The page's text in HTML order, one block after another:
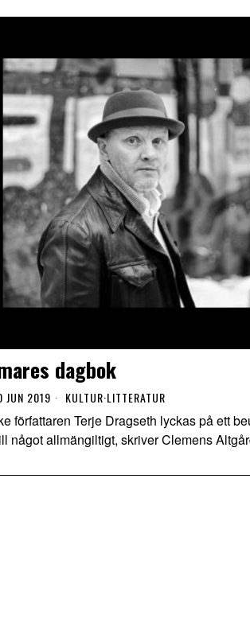
dagbok
JUN 2019 KULTUR·LITTERATUR
författaren Terje Dragseth lyckas på ett
något allmängiltigt, skriver Clemens